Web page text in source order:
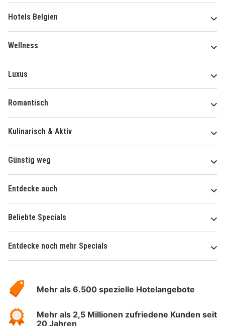
Hotels Belgien
Wellness
Luxus
Romantisch
Kulinarisch & Aktiv
Günstig weg
Entdecke auch
Beliebte Specials
Entdecke noch mehr Specials
Hotelspecials
Mehr als 6.500 spezielle Hotelangebote
Mehr als 2,5 Millionen zufriedene Kunden seit
20 Jahren